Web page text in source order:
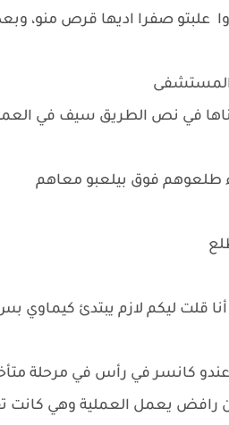
علبتو صفرا اديها قرص منو،
المستشفى
في نص الطريق سيف في
طلعوهم فوق بيلعبو معاهم
أنا قلت ليكم لازم يبتدئ كيماوي
كانسر في رأس في مرحلة
رافض يعمل العملية وهي كانت